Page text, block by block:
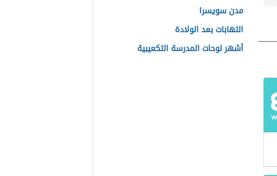
مدن سويسرا
التهابات بعد الولادة
أشهر لوحات المدرسة التكعيبية